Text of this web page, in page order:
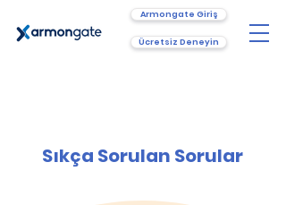
Armongate Giriş
Ücretsiz Deneyin
Sıkça Sorulan Sorular